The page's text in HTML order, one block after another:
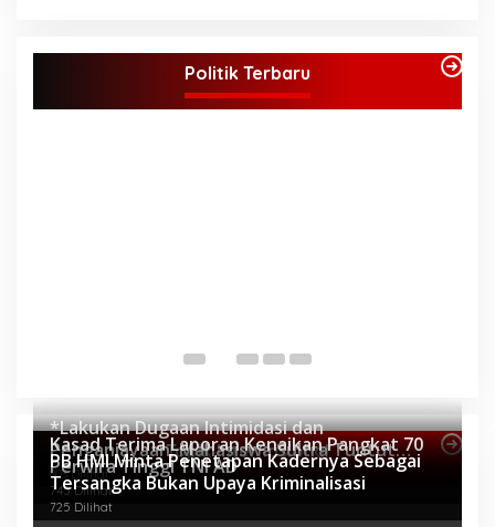
Politik Terbaru
Wakil Bupati Merangin Terpilih
7 Februari 2025
Topik Internasional
*Lakukan Dugaan Intimidasi dan
Penganiayaan, Mahasiswa Sultra Tuntut
Pemecatan Pj Bupati Buton Selatan*
803 Dilihat
Kasad Terima Laporan Kenaikan Pangkat 70
Perwira Tinggi TNI AD
745 Dilihat
PB HMI Minta Penetapan Kadernya Sebagai
Tersangka Bukan Upaya Kriminalisasi
725 Dilihat